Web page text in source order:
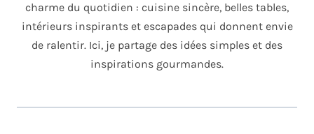
charme du quotidien : cuisine sincère, belles tables,
intérieurs inspirants et escapades qui donnent envie
de ralentir. Ici, je partage des idées simples et des
inspirations gourmandes.